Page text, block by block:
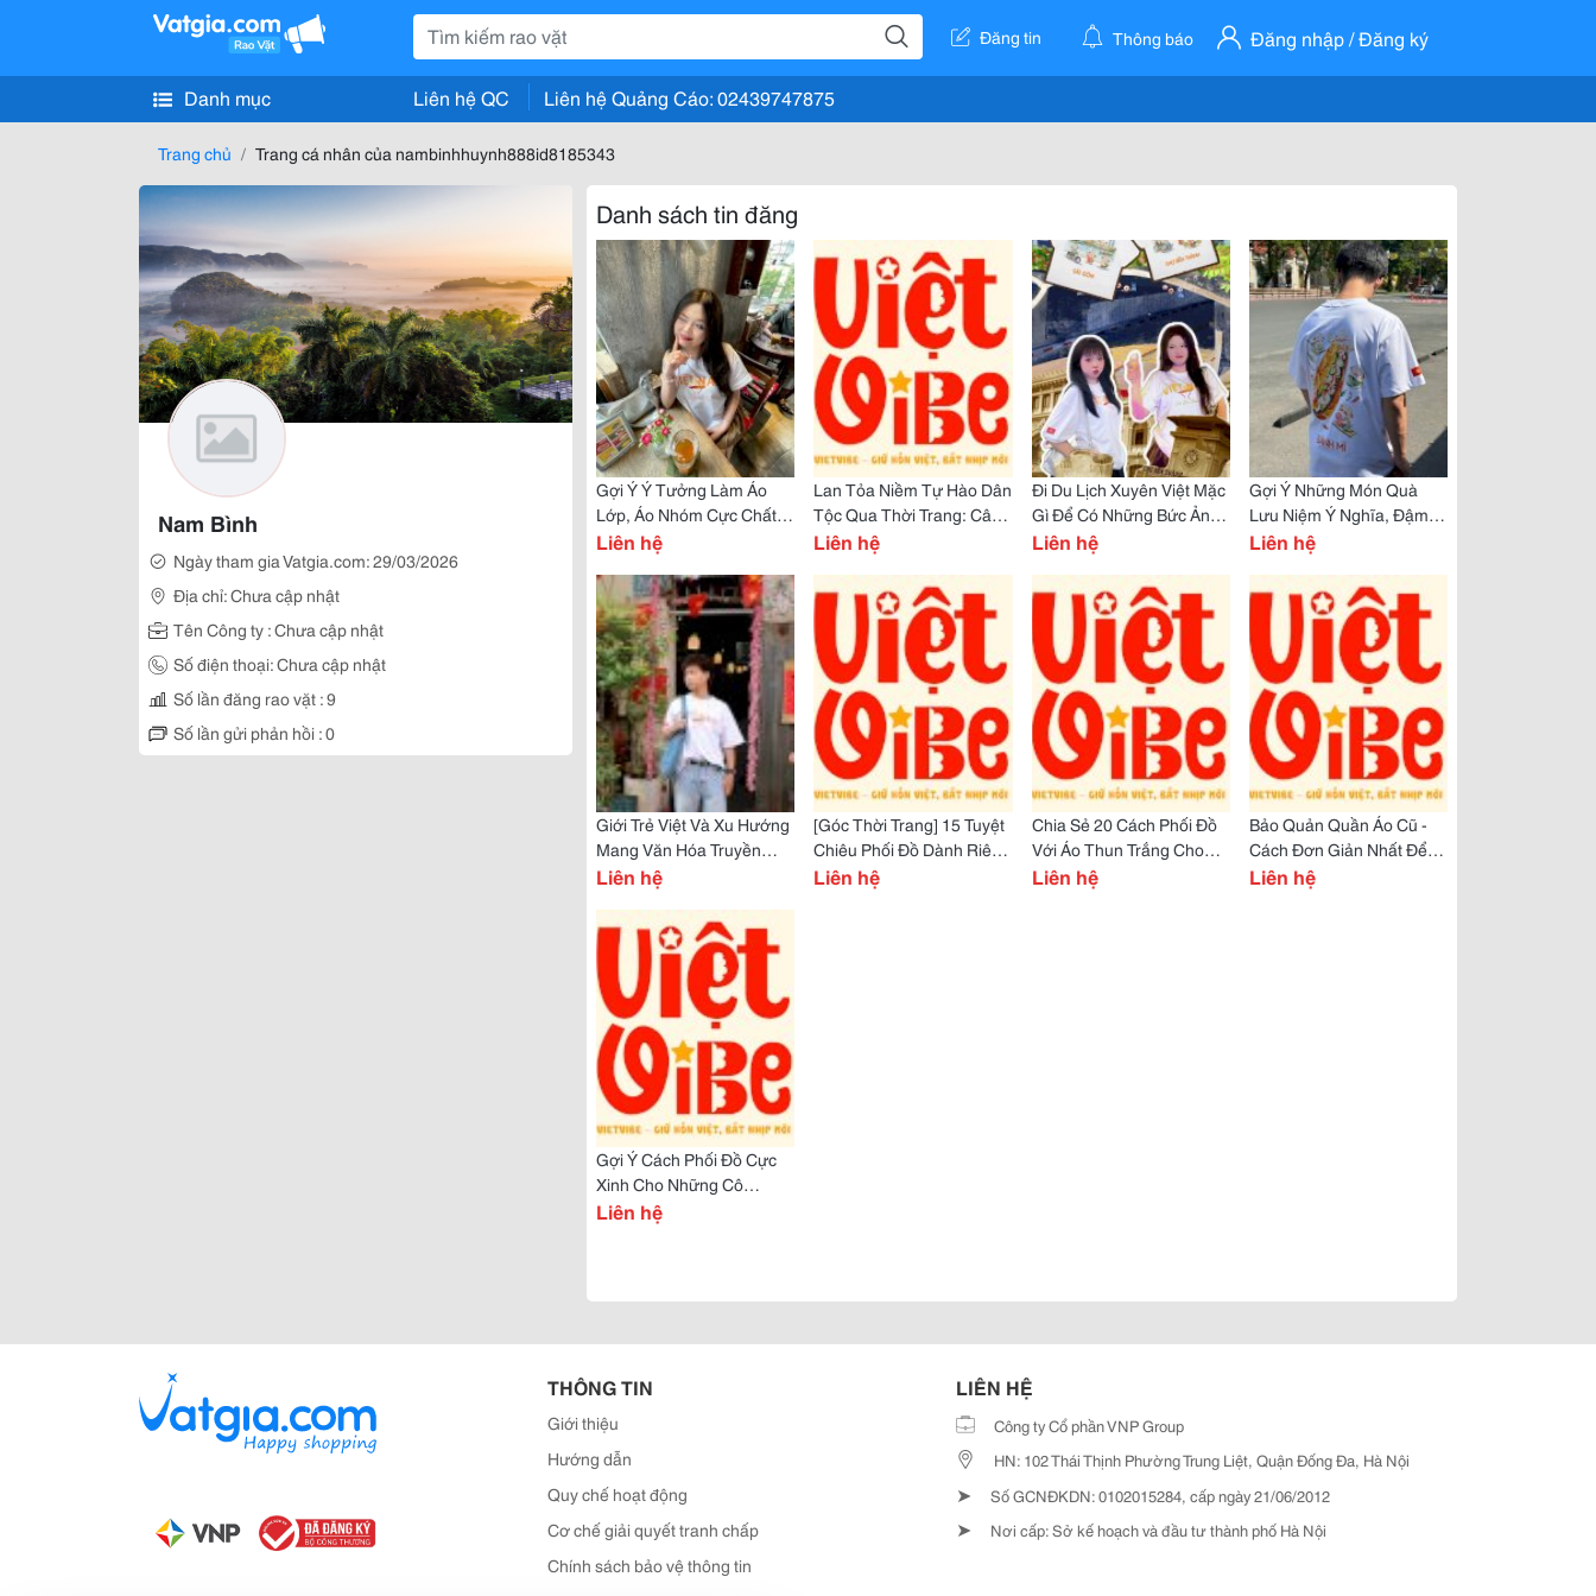
Đăng tin Thông báo Đăng nhập / Đăng ký
Danh mục Liên hệ QC Liên hệ Quảng Cáo: 02439747875
Trang chủ Trang cá nhân của nambinhhuynh888id8185343
Nam Bình
Ngày tham gia Vatgia.com: 29/03/2026
Địa chỉ: Chưa cập nhật
Tên Công ty : Chưa cập nhật
Số điện thoại: Chưa cập nhật
Số lần đăng rao vặt : 9
Số lần gửi phản hồi : 0
Danh sách tin đăng
Gợi Ý Ý Tưởng Làm Áo
Lớp, Áo Nhóm Cực Chất
Không Lo Đụng Hàng
Liên hệ
Lan Tỏa Niềm Tự Hào Dân
Tộc Qua Thời Trang: Câu
Chuyện Khởi Nghiệp Của
Liên hệ
Đi Du Lịch Xuyên Việt Mặc
Gì Để Có Những Bức Ảnh
Check-In &Quot;Để
Liên hệ
Gợi Ý Những Món Quà
Lưu Niệm Ý Nghĩa, Đậm
Chất Việt Cho Bạn Bè
Liên hệ
Giới Trẻ Việt Và Xu Hướng
Mang Văn Hóa Truyền
Thống Vào Thời Trang
Liên hệ
[Góc Thời Trang] 15 Tuyệt
Chiêu Phối Đồ Dành Riêng
Cho Người Mập
Liên hệ
Chia Sẻ 20 Cách Phối Đồ
Với Áo Thun Trắng Cho
Anh Em Thay Đổi Phong
Liên hệ
Bảo Quản Quần Áo Cũ -
Cách Đơn Giản Nhất Để
Thực Hành Sống Xanh!
Liên hệ
Gợi Ý Cách Phối Đồ Cực
Xinh Cho Những Cô
Nàng/Anh Chàng
Liên hệ
THÔNG TIN
Giới thiệu
Hướng dẫn
Quy chế hoạt động
Cơ chế giải quyết tranh chấp
Chính sách bảo vệ thông tin
LIÊN HỆ
Công ty Cổ phần VNP Group
HN: 102 Thái Thịnh Phường Trung Liệt, Quận Đống Đa, Hà Nội
➤ Số GCNĐKDN: 0102015284, cấp ngày 21/06/2012
➤ Nơi cấp: Sở kế hoạch và đầu tư thành phố Hà Nội